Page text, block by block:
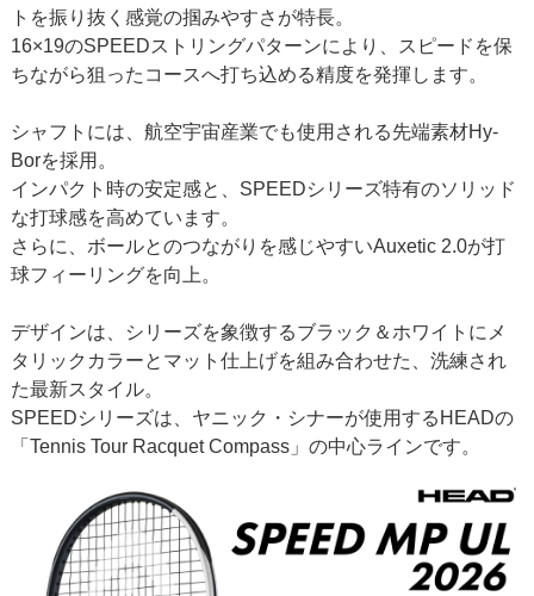
トを振り抜く感覚の掴みやすさが特長。
16×19のSPEEDストリングパターンにより、スピードを保
ちながら狙ったコースへ打ち込める精度を発揮します。
シャフトには、航空宇宙産業でも使用される先端素材Hy-
Borを採用。
インパクト時の安定感と、SPEEDシリーズ特有のソリッド
な打球感を高めています。
さらに、ボールとのつながりを感じやすいAuxetic 2.0が打
球フィーリングを向上。
デザインは、シリーズを象徴するブラック＆ホワイトにメ
タリックカラーとマット仕上げを組み合わせた、洗練され
た最新スタイル。
SPEEDシリーズは、ヤニック・シナーが使用するHEADの
「Tennis Tour Racquet Compass」の中心ラインです。